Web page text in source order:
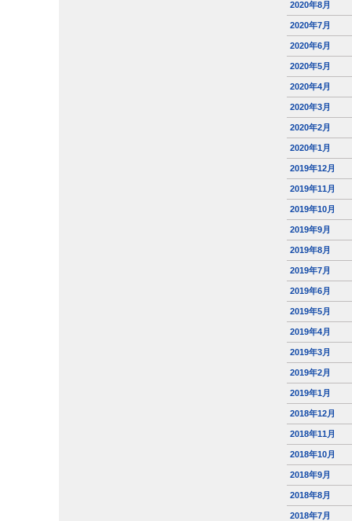
2020年8月
2020年7月
2020年6月
2020年5月
2020年4月
2020年3月
2020年2月
2020年1月
2019年12月
2019年11月
2019年10月
2019年9月
2019年8月
2019年7月
2019年6月
2019年5月
2019年4月
2019年3月
2019年2月
2019年1月
2018年12月
2018年11月
2018年10月
2018年9月
2018年8月
2018年7月